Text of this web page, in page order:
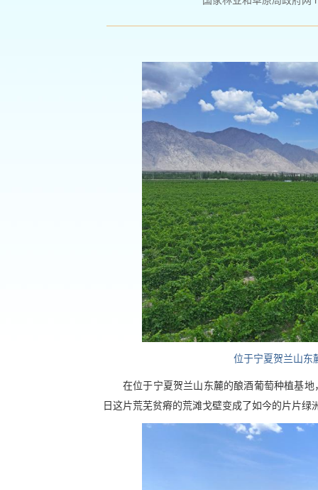
位于宁夏贺兰山东
在位于宁夏贺兰山东麓的酿酒葡萄种植基
日这片荒芜贫瘠的荒滩戈壁变成了如今的片片绿